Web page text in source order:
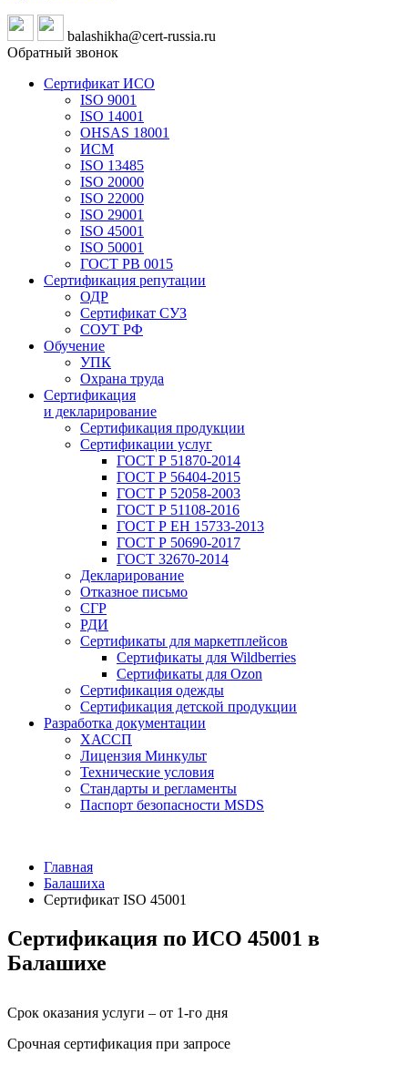
balashikha@cert-russia.ru
Обратный звонок
Сертификат ИСО
ISO 9001
ISO 14001
OHSAS 18001
ИСМ
ISO 13485
ISO 20000
ISO 22000
ISO 29001
ISO 45001
ISO 50001
ГОСТ РВ 0015
Сертификация репутации
ОДР
Сертификат СУЗ
СОУТ РФ
Обучение
УПК
Охрана труда
Сертификация
и декларирование
Сертификация продукции
Сертификации услуг
ГОСТ Р 51870-2014
ГОСТ Р 56404-2015
ГОСТ Р 52058-2003
ГОСТ Р 51108-2016
ГОСТ Р ЕН 15733-2013
ГОСТ Р 50690-2017
ГОСТ 32670-2014
Декларирование
Отказное письмо
СГР
РДИ
Сертификаты для маркетплейсов
Сертификаты для Wildberries
Сертификаты для Ozon
Сертификация одежды
Сертификация детской продукции
Разработка документации
ХАССП
Лицензия Минкульт
Технические условия
Стандарты и регламенты
Паспорт безопасности MSDS
Главная
Балашиха
Сертификат ISO 45001
Сертификация по ИСО 45001 в
Балашихе
Срок оказания услуги – от 1-го дня
Срочная сертификация при запросе